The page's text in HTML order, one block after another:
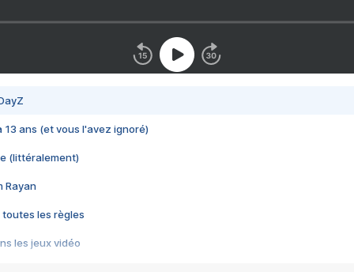
13 ans (et vous l'avez ignoré)
(littéralement)
Rayan
toutes les règles
les jeux vidéo